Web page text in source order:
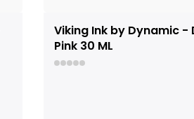
Viking Ink by Dynamic -
Pink 30 ML